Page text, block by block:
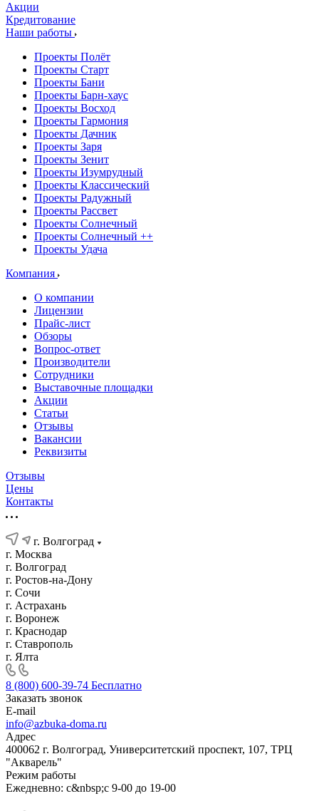
Акции
Кредитование
Наши работы
Проекты Полёт
Проекты Старт
Проекты Бани
Проекты Барн-хаус
Проекты Восход
Проекты Гармония
Проекты Дачник
Проекты Заря
Проекты Зенит
Проекты Изумрудный
Проекты Классический
Проекты Радужный
Проекты Рассвет
Проекты Солнечный
Проекты Солнечный ++
Проекты Удача
Компания
О компании
Лицензии
Прайс-лист
Обзоры
Вопрос-ответ
Производители
Сотрудники
Выставочные площадки
Акции
Статьи
Отзывы
Вакансии
Реквизиты
Отзывы
Цены
Контакты
г. Волгоград
г. Москва
г. Волгоград
г. Ростов-на-Дону
г. Сочи
г. Астрахань
г. Воронеж
г. Краснодар
г. Ставрополь
г. Ялта
8 (800) 600-39-74 Бесплатно
Заказать звонок
E-mail
info@azbuka-doma.ru
Адрес
400062 г. Волгоград, Университетский проспект, 107, ТРЦ
"Акварель"
Режим работы
Ежедневно: с&nbsp;с 9-00 до 19-00